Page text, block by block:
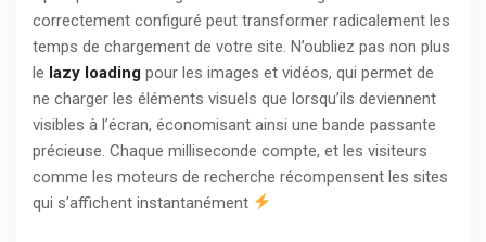
correctement configuré peut transformer radicalement les
temps de chargement de votre site. N’oubliez pas non plus
le lazy loading pour les images et vidéos, qui permet de
ne charger les éléments visuels que lorsqu’ils deviennent
visibles à l’écran, économisant ainsi une bande passante
précieuse. Chaque milliseconde compte, et les visiteurs
comme les moteurs de recherche récompensent les sites
qui s’affichent instantanément